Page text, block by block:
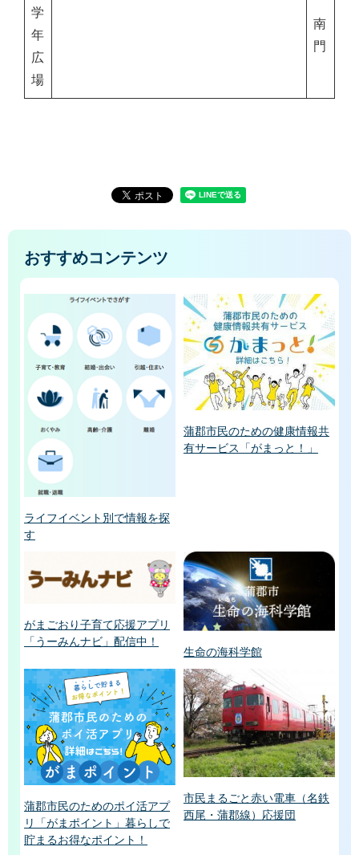
学
年
広
場
南
門
おすすめコンテンツ
ライフイベント別で情報を探
す
蒲郡市民のための健康情報共
有サービス「がまっと！」
がまごおり子育て応援アプリ
「うーみんナビ」配信中！
生命の海科学館
蒲郡市民のためのポイ活アプ
リ「がまポイント」暮らしで
貯まるお得なポイント！
市民まるごと赤い電車（名鉄
西尾・蒲郡線）応援団